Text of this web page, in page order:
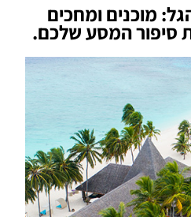
מוכנים ומחכים
סיפור המסע שלכם.